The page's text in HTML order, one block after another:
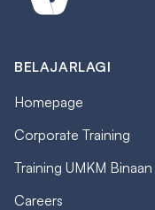
BELAJARLAGI
Homepage
Corporate Training
Training UMKM Binaan
Careers